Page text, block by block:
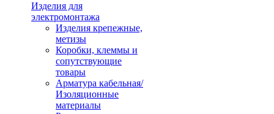
Изделия для
электромонтажа
Изделия крепежные,
метизы
Коробки, клеммы и
сопутствующие
товары
Арматура кабельная/
Изоляционные
материалы